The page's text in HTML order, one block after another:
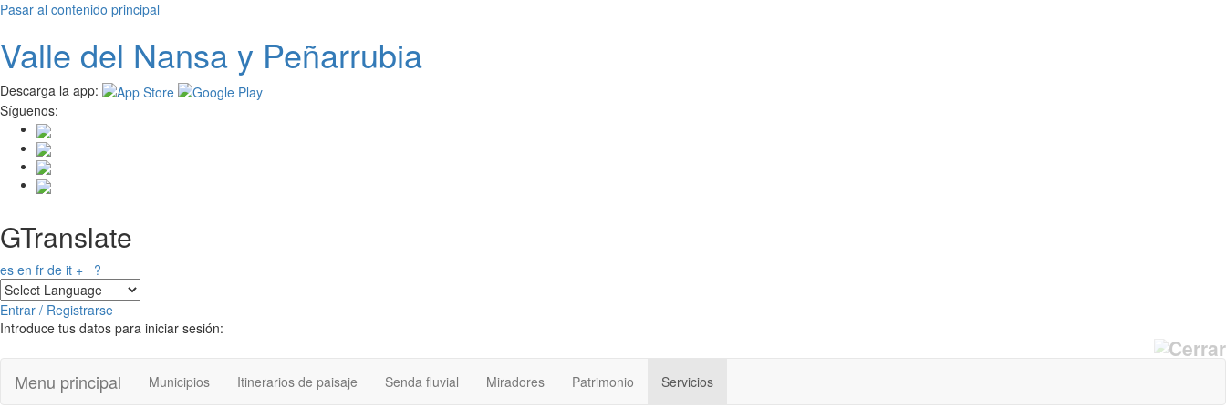
Pasar al contenido principal
Valle del Nansay Peñarrubia
Descarga la app:
Síguenos:
GTranslate
es en fr de it + ?
Entrar / Registrarse
Introduce tus datos para iniciar sesión:
Menu principal Municipios Itinerarios de paisaje Senda fluvial Miradores Patrimonio Servicios